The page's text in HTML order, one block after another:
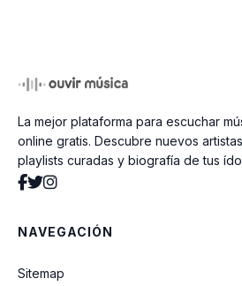
La mejor plataforma para escuchar
online gratis. Descubre nuevos artistas,
playlists curadas y biografía de tus
NAVEGACIÓN
Sitemap